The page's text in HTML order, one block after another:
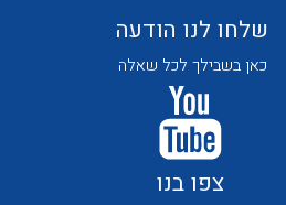
לכל מוצרי היצרן
שלחו לנו הודעה
כאן בשבילך לכל שאלה
צפו בנו